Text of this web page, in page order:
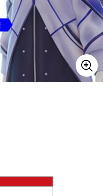
その他楽器
エフェクター
ヴィンテージ